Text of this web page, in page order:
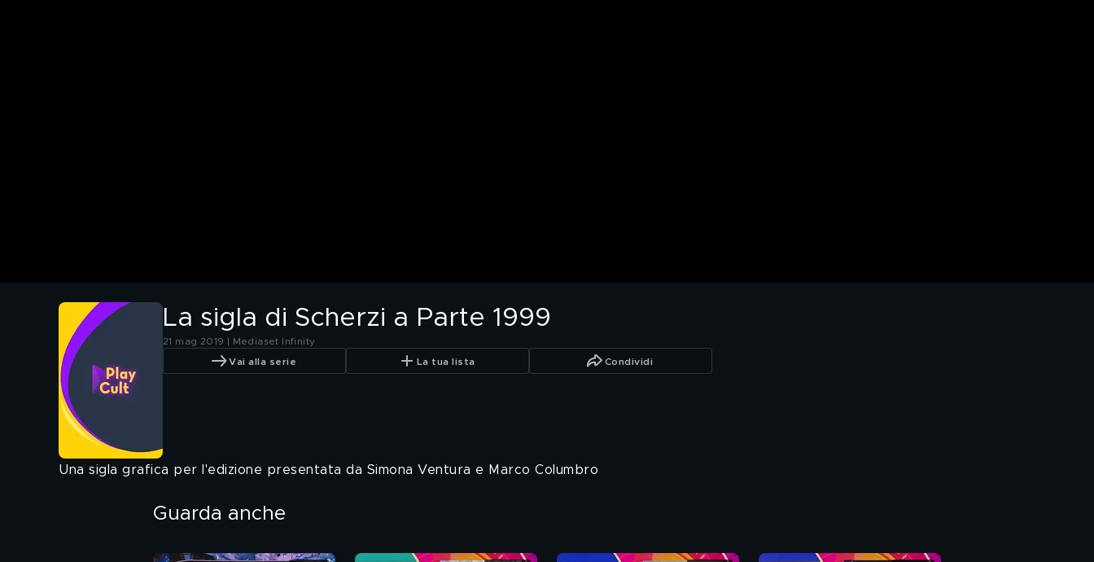
La sigla di Scherzi a Parte 1999
21 mag 2019 | Mediaset Infinity
Vai alla serie La tua lista Condividi
Una sigla grafica per l'edizione presentata da Simona Ventura e Marco Columbro
Guarda anche